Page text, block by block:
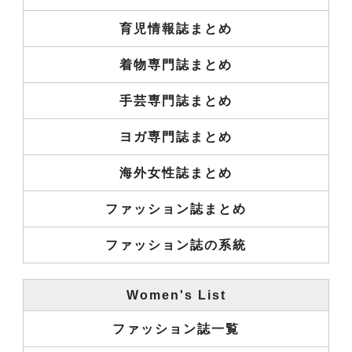
育児情報誌まとめ
着物専門誌まとめ
手芸専門誌まとめ
ヨガ専門誌まとめ
海外女性誌まとめ
ファッション誌まとめ
ファッション誌の系統
Women's List
ファッション誌一覧